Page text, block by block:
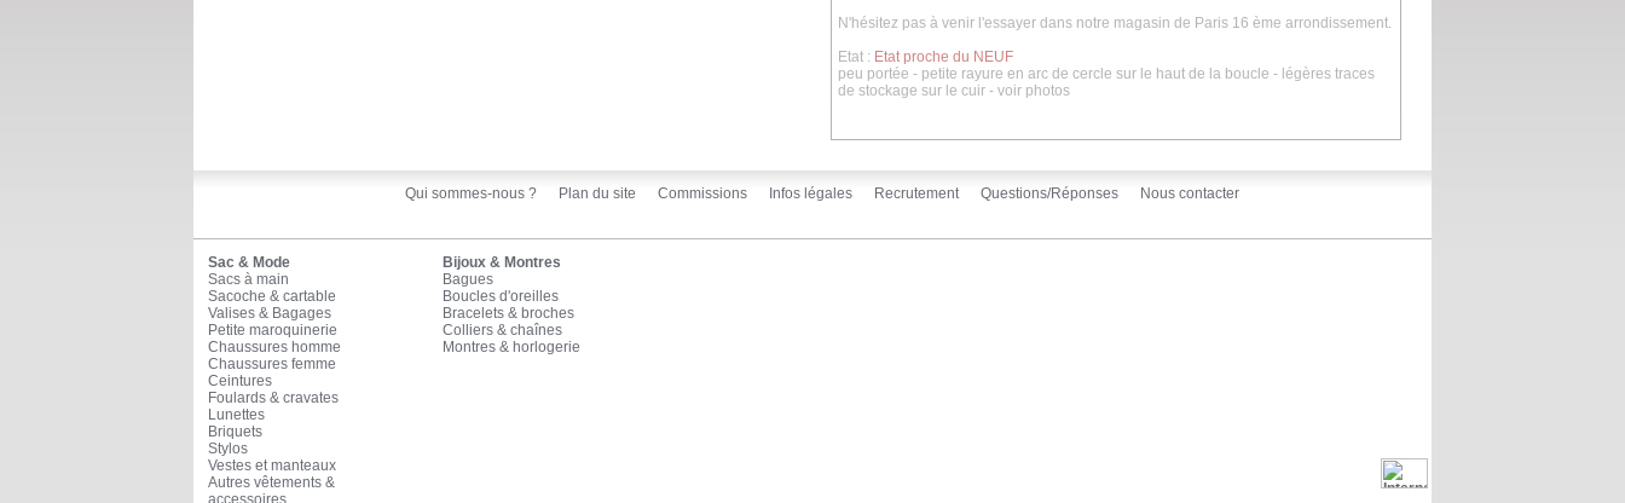
N'hésitez pas à venir l'essayer dans notre magasin de Paris 16 ème arrondissement.
Etat : Etat proche du NEUF
peu portée - petite rayure en arc de cercle sur le haut de la boucle - légères traces
de stockage sur le cuir - voir photos
Qui sommes-nous ? Plan du site Commissions Infos légales Recrutement Questions/Réponses Nous contacter
Sac & Mode
Sacs à main
Sacoche & cartable
Valises & Bagages
Petite maroquinerie
Chaussures homme
Chaussures femme
Ceintures
Foulards & cravates
Lunettes
Briquets
Stylos
Vestes et manteaux
Autres vêtements &
accessoires
Bijoux & Montres
Bagues
Boucles d'oreilles
Bracelets & broches
Colliers & chaînes
Montres & horlogerie